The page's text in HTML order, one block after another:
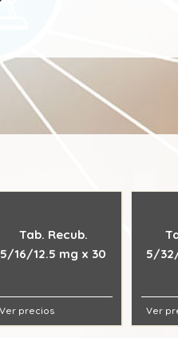
Tab. Recub.
5/16/12.5 mg x 30
Ver precios
5/
Ver